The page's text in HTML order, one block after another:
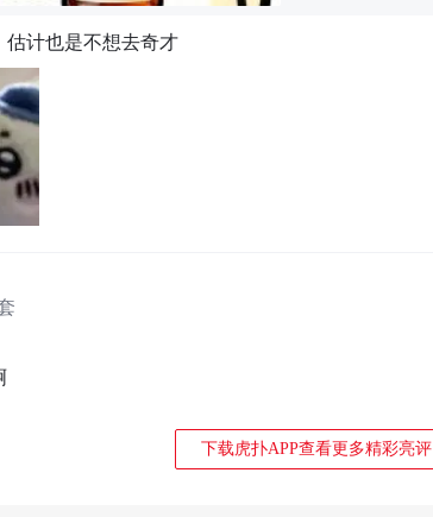
计也是不想去奇才
下载虎扑APP查看更多精彩亮评